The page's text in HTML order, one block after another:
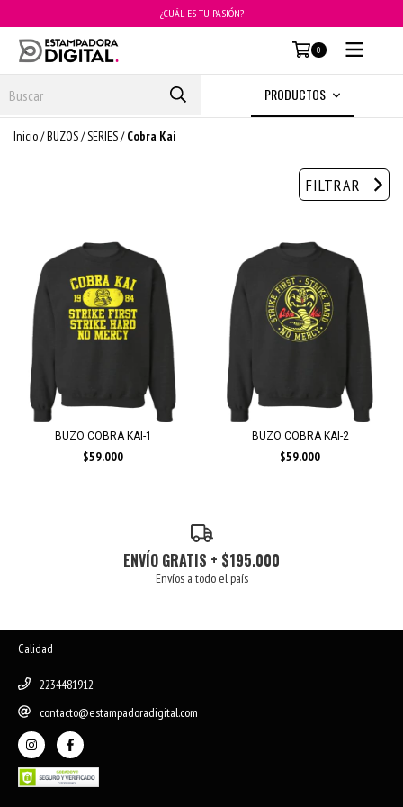
¿CUÁL ES TU PASIÓN?
0
PRODUCTOS
Inicio/BUZOS/SERIES/ Cobra Kai
FILTRAR
BUZO COBRA KAI-1
$59.000
BUZO COBRA KAI-2
$59.000
ENVÍO GRATIS + $195.000
Envíos a todo el país
Calidad
2234481912
contacto@estampadoradigital.com